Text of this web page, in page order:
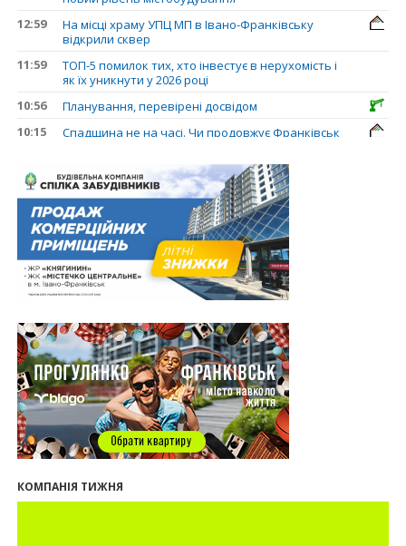
12:59
На місці храму УПЦ МП в Івано-Франківську
відкрили сквер
11:59
ТОП-5 помилок тих, хто інвестує в нерухомість і
як їх уникнути у 2026 році
10:56
Планування, перевірені досвідом
10:15
Спадщина не на часі. Чи продовжує Франківськ
31.07.2026
13:35
У Франківську анонсували новий житловий
масив «Надрічний»
30.07.2026
15:01
Ринок житла зміщується на захід: Франківськ —
серед лідерів за зростанням цін на новобудови
Панчишин про спадщину, забудову та
майбутнє міста
29.07.2026
13:31
Спадщина не на часі. Чи продовжує Франківськ
втрачати пам’ятки?
12:26
В Івано-Франківську розпочали будівництво
нового житлового масиву «Надрічний»
фахівців ринку нерухомості та девелоперів
КОМПАНІЯ ТИЖНЯ